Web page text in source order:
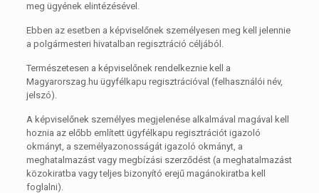
meg ügyének elintézésével.
Ebben az esetben a képviselőnek személyesen meg kell jelennie
a polgármesteri hivatalban regisztráció céljából.
Természetesen a képviselőnek rendelkeznie kell a
Magyarorszag.hu ügyfélkapu regisztrációval (felhasználói név,
jelszó).
A képviselőnek személyes megjelenése alkalmával magával kell
hoznia az előbb említett ügyfélkapu regisztrációt igazoló
okmányt, a személyazonosságát igazoló okmányt, a
meghatalmazást vagy megbízási szerződést (a meghatalmazást
közokiratba vagy teljes bizonyító erejű magánokiratba kell
foglalni).